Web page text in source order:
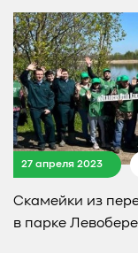
27 апреля 2023
Скамейки из
в парке